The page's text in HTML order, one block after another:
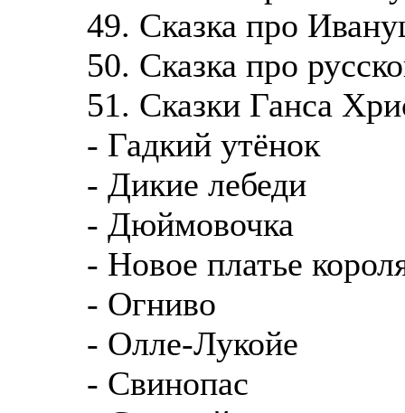
49. Сказка про
50. Сказка про
51. Сказки Ганса
- Гадкий утёнок
- Дикие лебеди
- Дюймовочка
- Новое платье
- Огниво
- Олле-Лукойе
- Свинопас